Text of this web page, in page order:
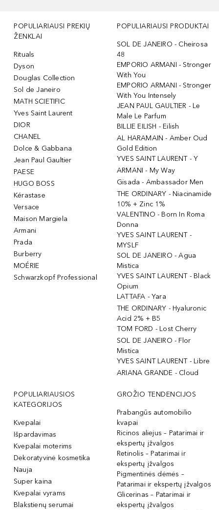
POPULIARIAUSI PREKIŲ
ŽENKLAI
Rituals
Dyson
Douglas Collection
Sol de Janeiro
MATH SCIETIFIC
Yves Saint Laurent
DIOR
CHANEL
Dolce & Gabbana
Jean Paul Gaultier
PAESE
HUGO BOSS
Kérastase
Versace
Maison Margiela
Armani
Prada
Burberry
MOÉRIE
Schwarzkopf Professional
POPULIARIAUSI PRODUKTAI
SOL DE JANEIRO - Cheirosa
48
EMPORIO ARMANI - Stronger
With You
EMPORIO ARMANI - Stronger
With You Intensely
JEAN PAUL GAULTIER - Le
Male Le Parfum
BILLIE EILISH - Eilish
AL HARAMAIN - Amber Oud
Gold Edition
YVES SAINT LAURENT - Y
ARMANI - My Way
Gisada - Ambassador Men
THE ORDINARY - Niacinamide
10% + Zinc 1%
VALENTINO - Born In Roma
Donna
YVES SAINT LAURENT -
MYSLF
SOL DE JANEIRO - Agua
Mistica
YVES SAINT LAURENT - Black
Opium
LATTAFA - Yara
THE ORDINARY - Hyaluronic
Acid 2% + B5
TOM FORD - Lost Cherry
SOL DE JANEIRO - Flor
Mistica
YVES SAINT LAURENT - Libre
ARIANA GRANDE - Cloud
POPULIARIAUSIOS
KATEGORIJOS
Kvepalai
Išpardavimas
Kvepalai moterims
Dekoratyvinė kosmetika
Nauja
Super kaina
Kvepalai vyrams
Blakstienų serumai
GROŽIO TENDENCIJOS
Prabangūs automobilio
kvapai
Ricinos aliejus – Patarimai ir
ekspertų įžvalgos
Retinolis – Patarimai ir
ekspertų įžvalgos
Pigmentinės dėmės –
Patarimai ir ekspertų įžvalgos
Glicerinas – Patarimai ir
ekspertų įžvalgos